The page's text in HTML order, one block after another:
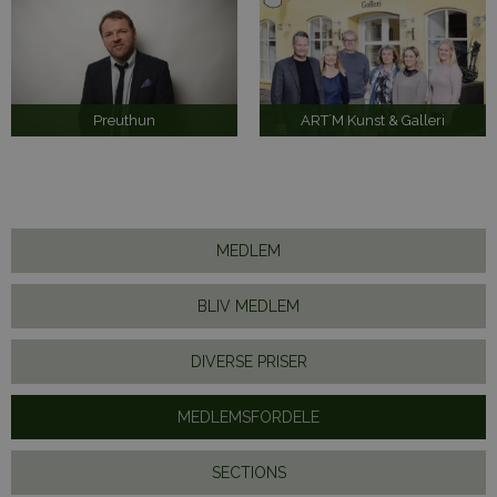
Preuthun ART´M Kunst & Galleri
MEDLEM
BLIV MEDLEM
DIVERSE PRISER
MEDLEMSFORDELE
SECTIONS